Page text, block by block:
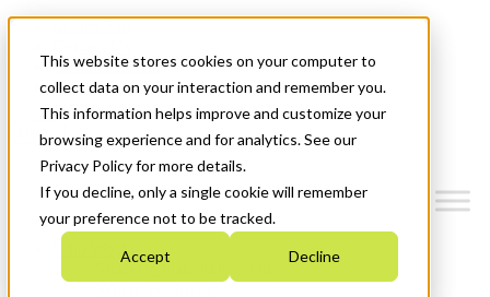
This website stores cookies on your computer to
collect data on your interaction and remember you.
This information helps improve and customize your
browsing experience and for analytics. See our
Privacy Policy for more details.
If you decline, only a single cookie will remember
your preference not to be tracked.
Accept Decline
News & Events
Get Started
Menu
Who We Are
Strategic Plan 2026-2030